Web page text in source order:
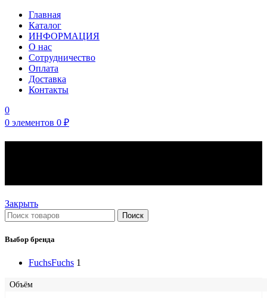
Главная
Каталог
ИНФОРМАЦИЯ
О нас
Сотрудничество
Оплата
Доставка
Контакты
0
0 элементов 0 ₽
Закрыть
Поиск
Выбор бренда
FuchsFuchs 1
Объём